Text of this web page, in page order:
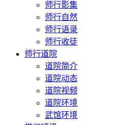
师行影集
师行自然
师行语录
师行收徒
师行道院
道院简介
道院动态
道院视频
道院环境
武馆环境